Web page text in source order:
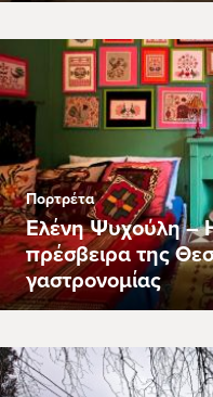
Πορτρέτα
Ελένη Ψυχούλη –
πρέσβειρα της
γαστρονομίας